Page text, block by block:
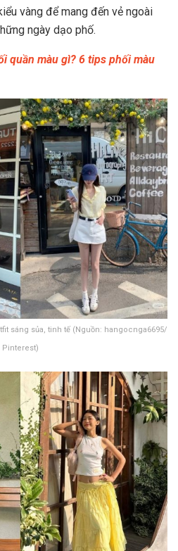
vàng để mang đến vẻ ngoài
ngày dạo phố.
quần màu gì? 6 tips phối màu
sáng sủa, tinh tế (Nguồn: hangocnga6695/
Pinterest)